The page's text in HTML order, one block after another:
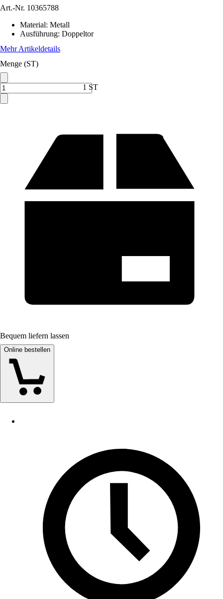
Art.-Nr. 10365788
Material: Metall
Ausführung: Doppeltor
Mehr Artikeldetails
Menge (ST)
1 ST
Bequem liefern lassen
Online bestellen